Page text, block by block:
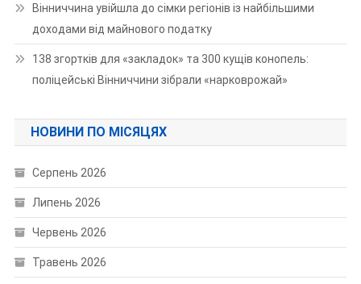
Вінниччина увійшла до сімки регіонів із найбільшими
доходами від майнового податку
138 згортків для «закладок» та 300 кущів конопель:
поліцейські Вінниччини зібрали «нарковрожай»
НОВИНИ ПО МІСЯЦЯХ
Серпень 2026
Липень 2026
Червень 2026
Травень 2026